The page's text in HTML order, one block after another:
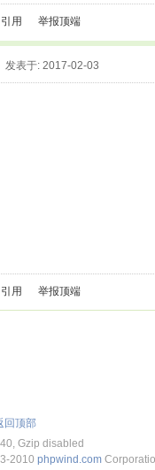
引用 举报顶端
发表于: 2017-02-03
引用 举报顶端
回顶部
Gzip disabled
2010 phpwind.com